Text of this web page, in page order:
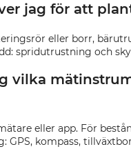
jag för att
eller borr,
spridutrustning och
vilka
eller app. För
GPS, kompass,